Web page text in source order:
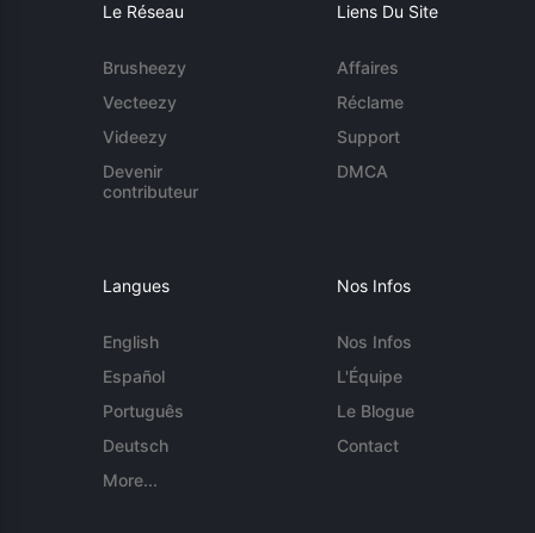
Le Réseau
Brusheezy
Vecteezy
Videezy
Devenir
contributeur
Liens Du Site
Affaires
Réclame
Support
DMCA
Langues
English
Español
Português
Deutsch
More...
Nos Infos
Nos Infos
L'Équipe
Le Blogue
Contact